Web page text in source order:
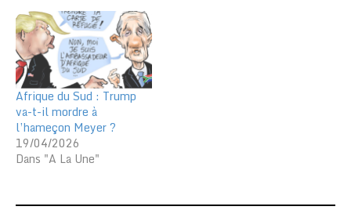
Afrique du Sud : Trump
va-t-il mordre à
l’hameçon Meyer ?
19/04/2026
Dans "A La Une"